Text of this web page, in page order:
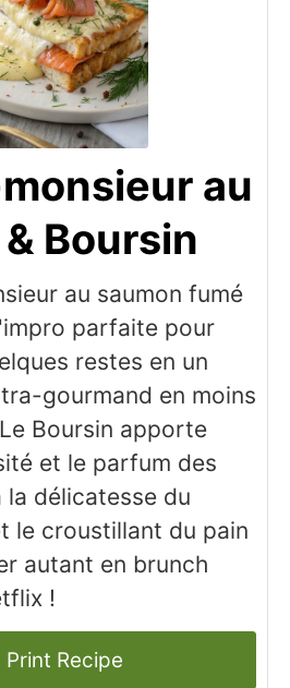
au
Boursin
au saumon fumé
parfaite pour
restes en un
gourmand en moins
Boursin apporte
et le parfum des
la délicatesse du
le croustillant du pain
autant en brunch
!
Print Recipe